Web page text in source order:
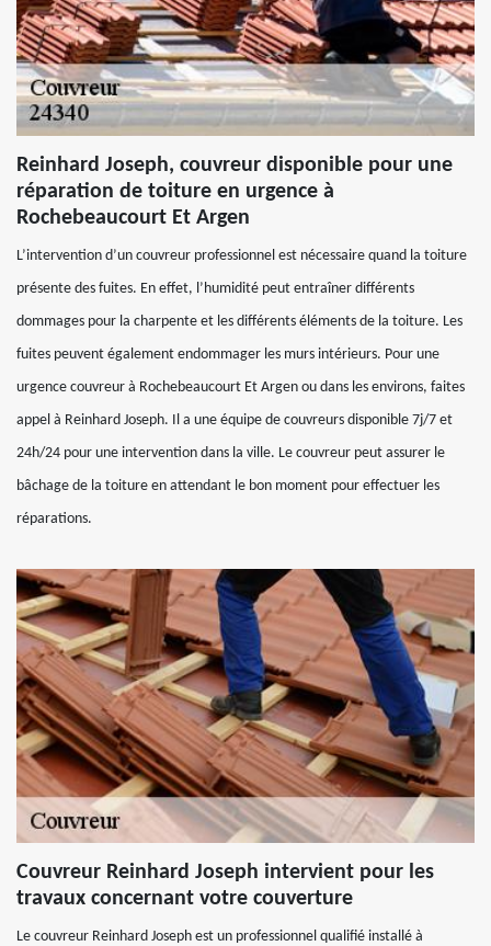
Reinhard Joseph, couvreur disponible pour une
réparation de toiture en urgence à
Rochebeaucourt Et Argen
L’intervention d’un couvreur professionnel est nécessaire quand la toiture
présente des fuites. En effet, l’humidité peut entraîner différents
dommages pour la charpente et les différents éléments de la toiture. Les
fuites peuvent également endommager les murs intérieurs. Pour une
urgence couvreur à Rochebeaucourt Et Argen ou dans les environs, faites
appel à Reinhard Joseph. Il a une équipe de couvreurs disponible 7j/7 et
24h/24 pour une intervention dans la ville. Le couvreur peut assurer le
bâchage de la toiture en attendant le bon moment pour effectuer les
réparations.
Couvreur Reinhard Joseph intervient pour les
travaux concernant votre couverture
Le couvreur Reinhard Joseph est un professionnel qualifié installé à